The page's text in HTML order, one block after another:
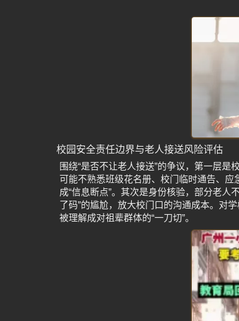
校园安全责任边界与老人接送风险评估
围绕“是否不让老人接送”的争议，第一层
可能不熟悉班级花名册、校门临时通告、
成“信息断点”。其次是身份核验，部分老
了码”的尴尬，放大校门口的沟通成本。对
被理解成对祖辈群体的“一刀切”。